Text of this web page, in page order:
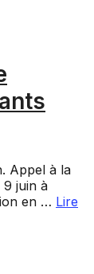
Appel à la
juin à
en … Lire